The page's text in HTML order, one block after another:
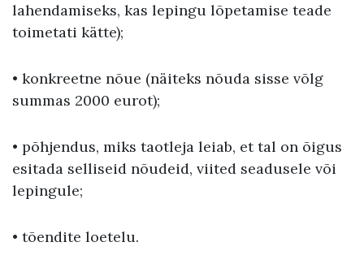
lahendamiseks, kas lepingu lõpetamise teade
toimetati kätte);
• konkreetne nõue (näiteks nõuda sisse võlg
summas 2000 eurot);
• põhjendus, miks taotleja leiab, et tal on õigus
esitada selliseid nõudeid, viited seadusele või
lepingule;
• tõendite loetelu.